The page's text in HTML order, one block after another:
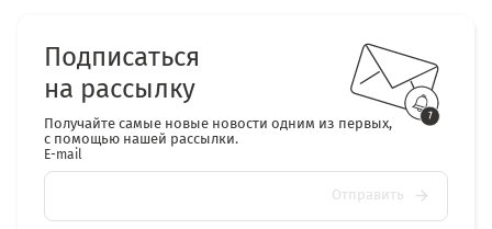
Подписаться
на рассылку
Получайте самые новые новости одним из первых,
с помощью нашей рассылки.
E-mail
Отправить